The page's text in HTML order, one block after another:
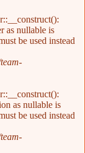
as nullable is
be used instead
as nullable is
be used instead